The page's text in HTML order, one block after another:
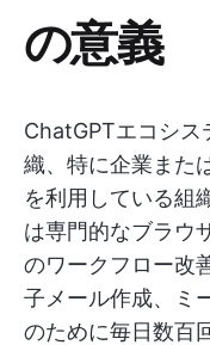
の意義
ChatGPTエコシス
織、特に企業また
を利用している組
は専門的なブラウ
のワークフロー改
子メール作成、ミ
のために毎日数百